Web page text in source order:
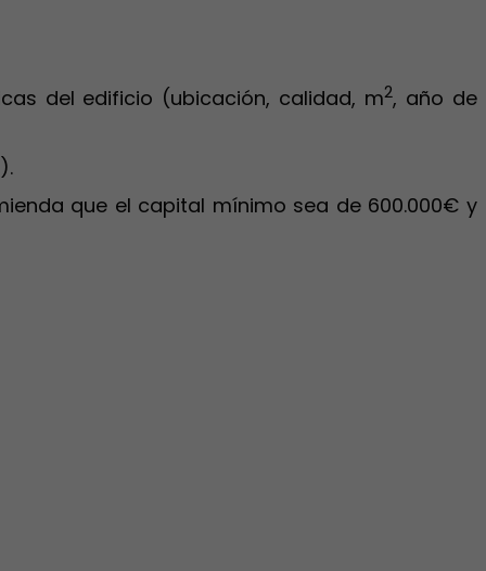
del edificio (ubicación, calidad, m2, año de
que el capital mínimo sea de 600.000€ y